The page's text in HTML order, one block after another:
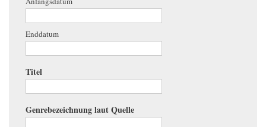
Enddatum
Titel
Genrebezeichnung laut Quelle